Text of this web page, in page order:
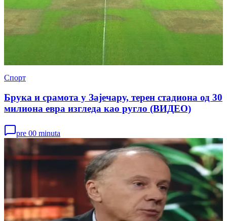
Спорт
Брука и срамота у Зајечару, терен стадиона од 30
милиона евра изгледа као ругло (ВИДЕО)
pre 00 minuta